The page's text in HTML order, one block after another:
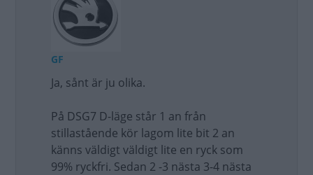
GF
Ja, sånt är ju olika.
På DSG7 D-läge står 1 an från
stillastående kör lagom lite bit 2 an
känns väldigt väldigt lite en ryck som
99% ryckfri. Sedan 2 -3 nästa 3-4 nästa